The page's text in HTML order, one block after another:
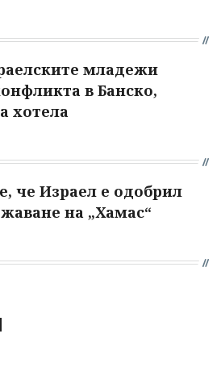
младежи
в Банско,
хотела
че Израел е одобрил
на „Хамас“